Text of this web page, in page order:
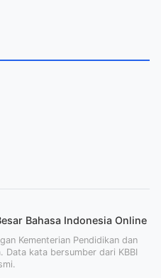
Bahasa Indonesia Online
Kementerian Pendidikan dan
Data kata bersumber dari KBBI